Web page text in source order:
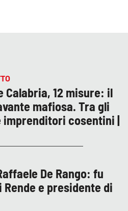
Calabria, 12 misure: il
mafiosa. Tra gli
cosentini |
De Rango: fu
e presidente di